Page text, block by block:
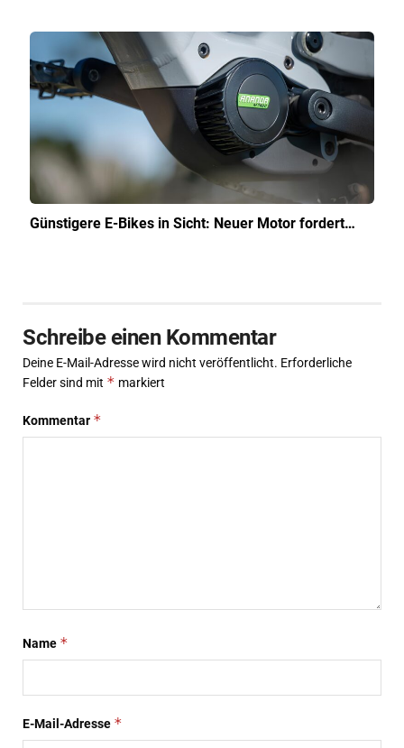
Günstigere E-Bikes in Sicht: Neuer Motor fordert…
Schreibe einen Kommentar
Deine E-Mail-Adresse wird nicht veröffentlicht. Erforderliche
Felder sind mit * markiert
Kommentar *
Name *
E-Mail-Adresse *